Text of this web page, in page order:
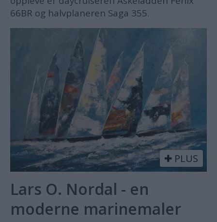
66BR og halvplaneren Saga 355.
PLUS
Lars O. Nordal - en
moderne marinemaler